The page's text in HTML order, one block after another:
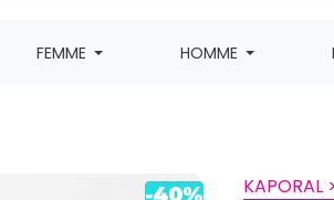
FEMME HOMME
KAPORAL >